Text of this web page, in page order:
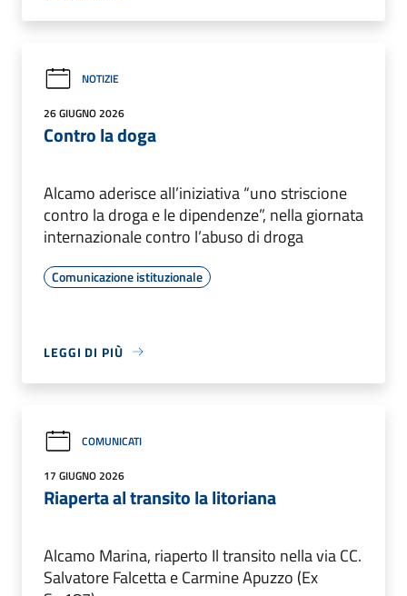
NOTIZIE
26 GIUGNO 2026
Contro la doga
Alcamo aderisce all’iniziativa “uno striscione
contro la droga e le dipendenze”, nella giornata
internazionale contro l’abuso di droga
Comunicazione istituzionale
LEGGI DI PIÙ
COMUNICATI
17 GIUGNO 2026
Riaperta al transito la litoriana
Alcamo Marina, riaperto Il transito nella via CC.
Salvatore Falcetta e Carmine Apuzzo (Ex